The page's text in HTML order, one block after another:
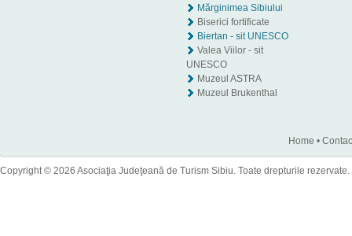
Mărginimea Sibiului
Biserici fortificate
Biertan - sit UNESCO
Valea Viilor - sit
UNESCO
Muzeul ASTRA
Muzeul Brukenthal
Home •
Copyright © 2026 Asociaţia Judeţeană de Turism Sibiu. Toate drepturile rezervate.